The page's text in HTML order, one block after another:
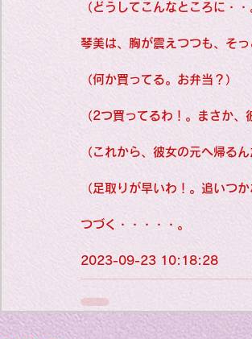
Favorite
Favorite
Literature
Travel
（どうしてこんなところに・・
琴美は、胸が震えつつも、そ
（何か買ってる。お弁当？）
（2つ買ってるわ！。まさか、
（これから、彼女の元へ帰るん
（足取りが早いわ！。追いつか
つづく・・・・・。
2023-09-23 10:18:28